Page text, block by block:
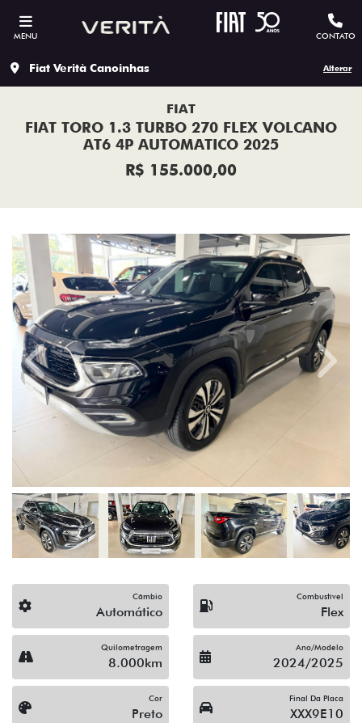
MENU CONTATO
Fiat Verità Canoinhas Alterar
FIAT
FIAT TORO 1.3 TURBO 270 FLEX VOLCANO
AT6 4P AUTOMATICO 2025
R$ 155.000,00
Previous Next
Câmbio
Automático
Combustível
Flex
Quilometragem
8.000km
Ano/Modelo
2024/2025
Cor
Preto
Final Da Placa
XXX9E10